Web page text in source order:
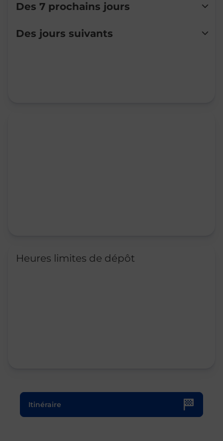
Des 7 prochains jours
Lundi
Fermé
Des jours suivants
Heures limites de dépôt
Itinéraire
Le lien s'ouvre dans un nouvel onglet